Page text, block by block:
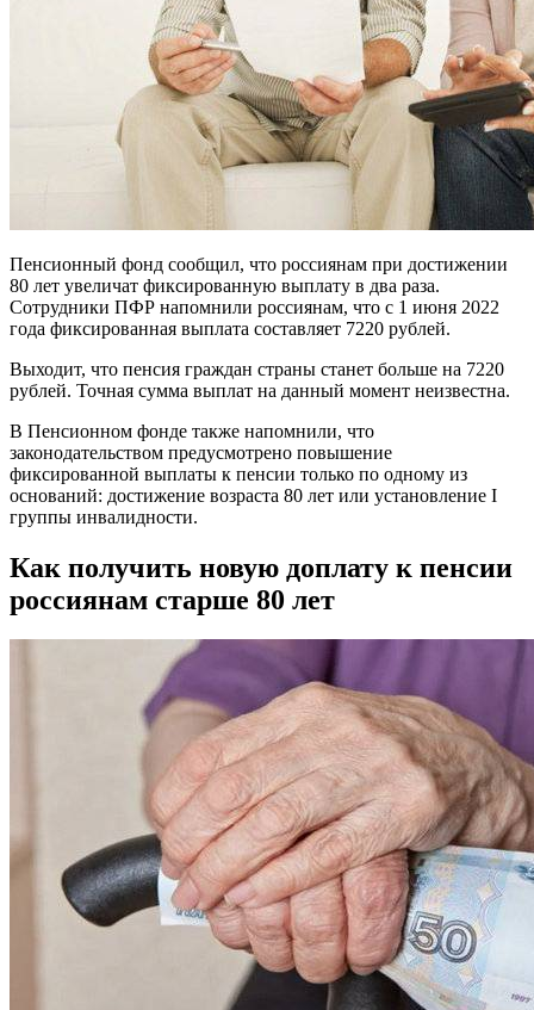
Пенсионный фонд сообщил, что россиянам при достижении
80 лет увеличат фиксированную выплату в два раза.
Сотрудники ПФР напомнили россиянам, что с 1 июня 2022
года фиксированная выплата составляет 7220 рублей.
Выходит, что пенсия граждан страны станет больше на 7220
рублей. Точная сумма выплат на данный момент неизвестна.
В Пенсионном фонде также напомнили, что
законодательством предусмотрено повышение
фиксированной выплаты к пенсии только по одному из
оснований: достижение возраста 80 лет или установление I
группы инвалидности.
Как получить новую доплату к пенсии
россиянам старше 80 лет